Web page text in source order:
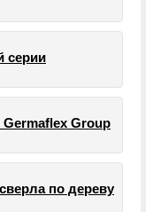
серии
Group
по дереву